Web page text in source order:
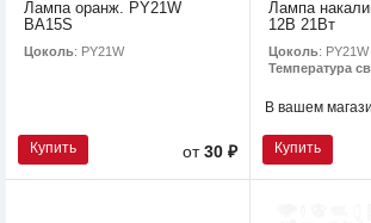
Лампа оранж. PY21W
BA15S
Цоколь: PY21W
Купить от30 ₽
Лампа
12В 21Вт
Цоколь: PY21W
Температура
В вашем
Купить